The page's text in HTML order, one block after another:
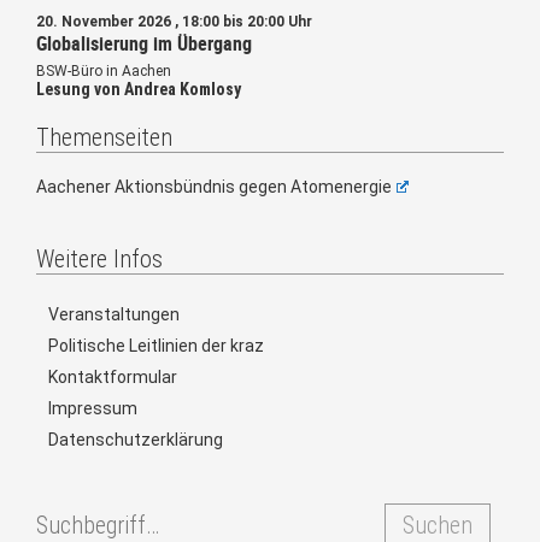
20. November 2026 , 18:00 bis 20:00 Uhr
Globalisierung im Übergang
BSW-Büro in Aachen
Lesung von Andrea Komlosy
Themenseiten
Aachener Aktionsbündnis gegen Atomenergie
Weitere Infos
Veranstaltungen
Politische Leitlinien der kraz
Kontaktformular
Impressum
Datenschutzerklärung
Suchen